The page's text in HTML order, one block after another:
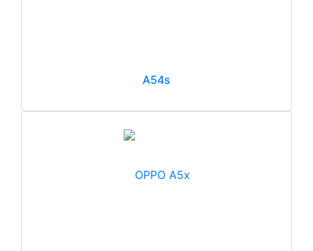
A54s